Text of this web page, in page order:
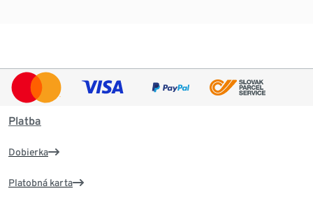
Platba
Dobierka
Platobná karta